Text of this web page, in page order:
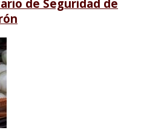
de Seguridad de